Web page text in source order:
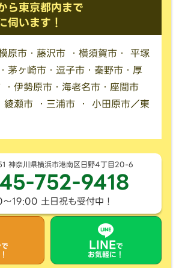
ら東京都内まで
伺います！
原市・藤沢市 ・横須賀市・ 平塚
茅ヶ崎市・逗子市・秦野市・厚
・伊勢原市・海老名市・座間市
綾瀬市 ・三浦市 ・ 小田原市／東
神奈川県横浜市港南区日野4丁目20-6
752-9418
19:00 土日祝も受付中！
で
LINEで
お気軽に！